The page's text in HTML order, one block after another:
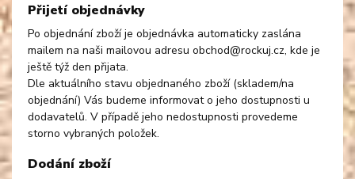
Přijetí objednávky
Po objednání zboží je objednávka automaticky zaslána
mailem na naši mailovou adresu obchod@rockuj.cz, kde je
ještě týž den přijata.
Dle aktuálního stavu objednaného zboží (skladem/na
objednání) Vás budeme informovat o jeho dostupnosti u
dodavatelů. V případě jeho nedostupnosti provedeme
storno vybraných položek.
Dodání zboží